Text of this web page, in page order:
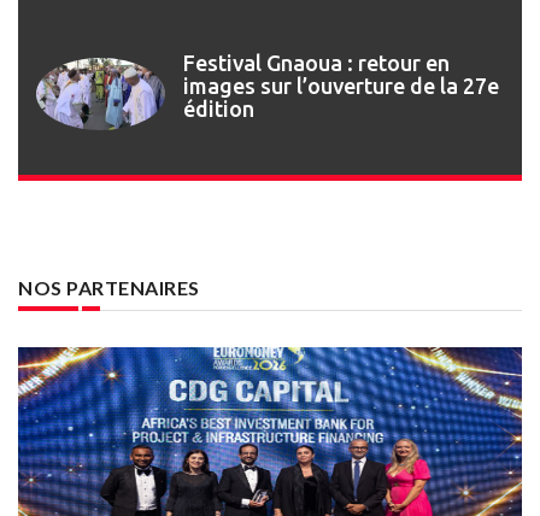
Festival Gnaoua : retour en
images sur l’ouverture de la 27e
édition
NOS PARTENAIRES